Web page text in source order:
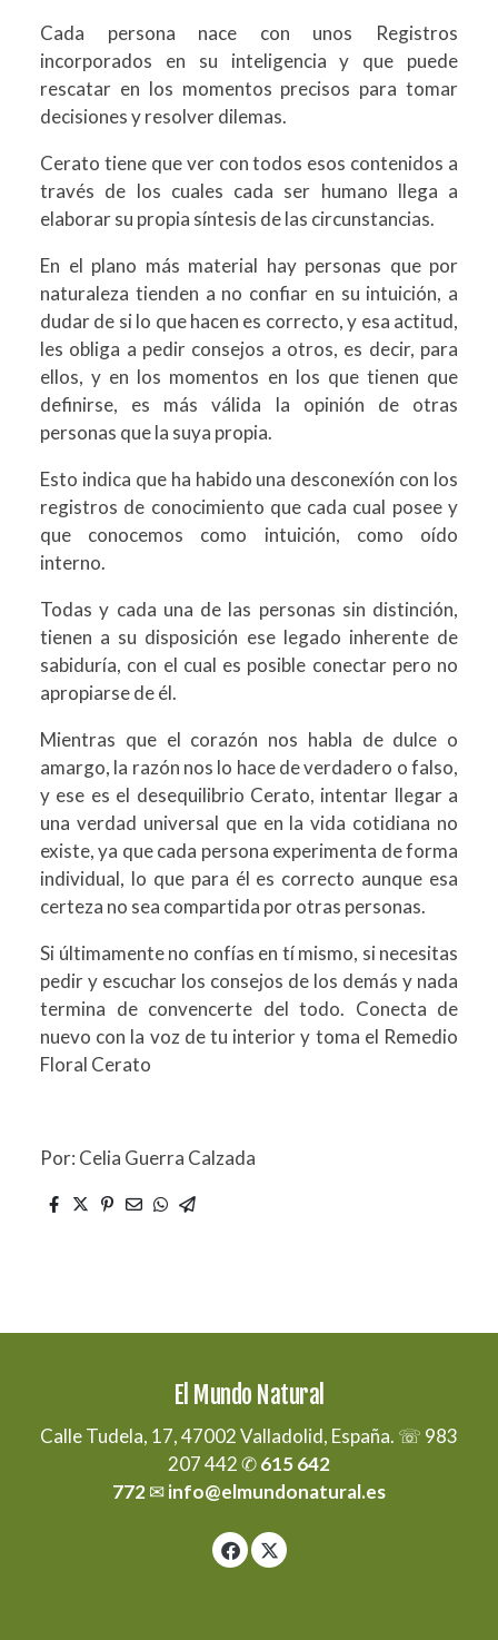
Cada persona nace con unos Registros
incorporados en su inteligencia y que puede
rescatar en los momentos precisos para tomar
decisiones y resolver dilemas.
Cerato tiene que ver con todos esos contenidos a
través de los cuales cada ser humano llega a
elaborar su propia síntesis de las circunstancias.
En el plano más material hay personas que por
naturaleza tienden a no confiar en su intuición, a
dudar de si lo que hacen es correcto, y esa actitud,
les obliga a pedir consejos a otros, es decir, para
ellos, y en los momentos en los que tienen que
definirse, es más válida la opinión de otras
personas que la suya propia.
Esto indica que ha habido una desconexíón con los
registros de conocimiento que cada cual posee y
que conocemos como intuición, como oído
interno.
Todas y cada una de las personas sin distinción,
tienen a su disposición ese legado inherente de
sabiduría, con el cual es posible conectar pero no
apropiarse de él.
Mientras que el corazón nos habla de dulce o
amargo, la razón nos lo hace de verdadero o falso,
y ese es el desequilibrio Cerato, intentar llegar a
una verdad universal que en la vida cotidiana no
existe, ya que cada persona experimenta de forma
individual, lo que para él es correcto aunque esa
certeza no sea compartida por otras personas.
Si últimamente no confías en tí mismo, si necesitas
pedir y escuchar los consejos de los demás y nada
termina de convencerte del todo. Conecta de
nuevo con la voz de tu interior y toma el Remedio
Floral Cerato
Por: Celia Guerra Calzada
El Mundo Natural
Calle Tudela, 17, 47002 Valladolid, España. ☏ 983
207 442 ✆615 642
772✉info@elmundonatural.es